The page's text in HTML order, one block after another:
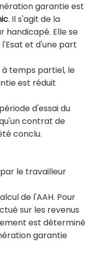
garantie est
. Il s'agit de la
handicapé. Elle se
et d'une part
temps partiel, le
est réduit
d'essai du
contrat de
conclu.
le travailleur
de l'AAH. Pour
sur les revenus
est déterminé
garantie